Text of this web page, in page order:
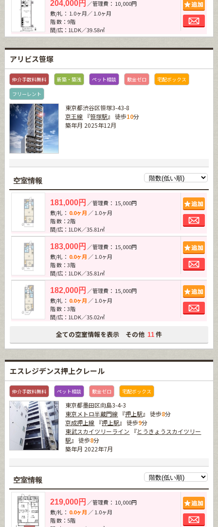
204,000円 ／管理費： 10,000円
敷/礼： 1.0ヶ月／ 1.0ヶ月
階 数：9階
間/広：1LDK／39.58㎡
アリビス笹塚
仲介手数料無料 新築・築浅 ペット相談 敷金ゼロ
宅配ボックス
フリーレント
東京都渋谷区笹塚3-43-8
京王線 『笹塚駅』 徒歩10分
築年月 2025年12月
空室情報
181,000円 ／管理費： 15,000円
敷/礼： 0.0ヶ月 ／ 1.0ヶ月
階 数：2階
間/広：1LDK／35.81㎡
183,000円 ／管理費： 15,000円
敷/礼： 0.0ヶ月 ／ 1.0ヶ月
階 数：3階
間/広：1LDK／35.81㎡
182,000円 ／管理費： 15,000円
敷/礼： 0.0ヶ月 ／ 1.0ヶ月
階 数：3階
間/広：1LDK／35.02㎡
全ての空室情報を表示 その他 11 件
エスレジデンス押上クレール
仲介手数料無料 ペット相談 敷金ゼロ 宅配ボックス
東京都墨田区向島3-4-3
東京メトロ半蔵門線 『押上駅』 徒歩8分
京成押上線 『押上駅』 徒歩9分
東武スカイツリーライン 『とうきょうスカイツリー
駅』 徒歩8分
築年月 2022年7月
空室情報
219,000円 ／管理費： 10,000円
敷/礼： 0.0ヶ月 ／ 1.0ヶ月
階 数：5階